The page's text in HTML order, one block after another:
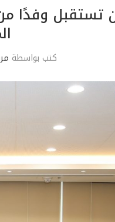
تستقبل وفدًا
كتب بواسطة